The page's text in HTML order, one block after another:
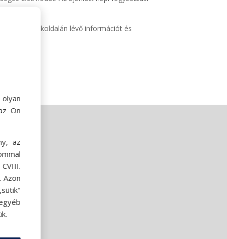
termékoldalán lévő információt és
Ön
az
Azon